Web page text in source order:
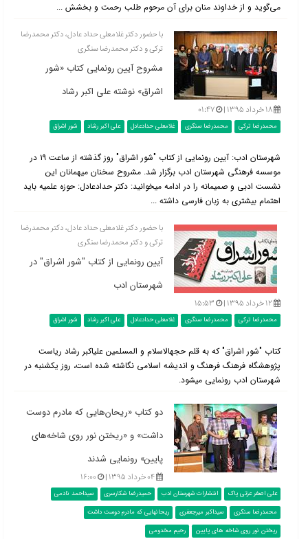
می‌گوید و از خداوند منان برای آن مرحوم طلب رحمت و بخشش ...
با حضور دکتر غلامعلی حداد عادل، دکتر محمدرضا
ترکی و دکتر محمدرضا سنگری
مشروح آیین رونمایی کتاب «شور
اشراق» نوشته علی اکبر رشاد
۱۸ خرداد ۱۳۹۵ | ۰۱:۴۷
محمدرضا ترکی محمدرضا سنگری غلامعلی حدادعادل علی اکبر رشاد شور اشراق
شهرستان ادب: آیین رونمایی از کتاب "شور اشراق" روز گذشته از ساعت ۱۹ در
موسسه فرهنگی شهرستان ادب برگزار شد. مشروح سخنان میهمانان این
نشست ادبی و صمیمانه را در ادامه می‎خوانید: دکتر حدادعادل: حوزه علمیه باید
اهتمام بیشتری به زبان فارسی داشته ...
با حضور دکتر غلامعلی حداد عادل، دکتر محمدرضا
ترکی و دکتر محمدرضا سنگری
آیین رونمایی از کتاب "شور اشراق" در
شهرستان ادب
۱۲ خرداد ۱۳۹۵ | ۱۵:۵۳
محمدرضا ترکی محمدرضا سنگری غلامعلی حدادعادل علی اکبر رشاد شور اشراق
کتاب "شور اشراق" که به قلم حجه‎الاسلام و المسلمین علی‎اکبر رشاد ریاست
پژوهشگاه فرهنگ فرهنگ و اندیشه اسلامی نگاشته شده است، روز یکشنبه در
شهرستان ادب رونمایی می‎شود.
دو کتاب «ریحان‌هایی که مادرم دوست
داشت» و «ریختن نور روی شاخه‌های
پایین» رونمایی شدند
۰۴ خرداد ۱۳۹۵ | ۱۶:۰۰
علی اصغر عزتی پاک انتشارات شهرستان ادب حمیدرضا شکارسری
سیداحمد نادمی
محمدرضا سنگری
سیداکبر میرجعفری
ریحانهایی که مادرم دوست داشت
ریختن نور روی شاخه های پایین
رحیم مخدومی